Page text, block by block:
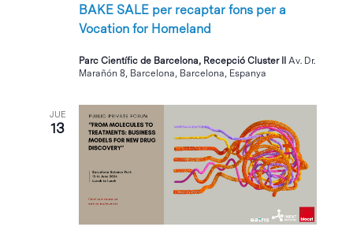
BAKE SALE per recaptar fons per a
Vocation for Homeland
Parc Científic de Barcelona, Recepció Cluster IIAv. Dr.
Marañón 8, Barcelona, Barcelona, Espanya
JUE
13